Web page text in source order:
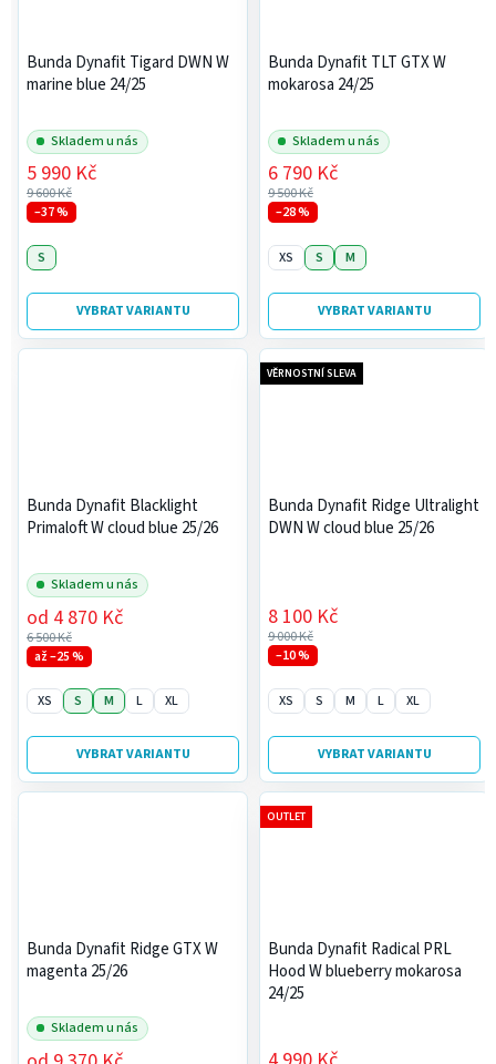
Bunda Dynafit Tigard DWN W
marine blue 24/25
Skladem u nás
9 600 Kč
5 990 Kč
–37 %
VYBRAT VARIANTU
S
Bunda Dynafit TLT GTX W
mokarosa 24/25
Skladem u nás
9 500 Kč
6 790 Kč
–28 %
VYBRAT VARIANTU
XS S M
Bunda Dynafit Blacklight
Primaloft W cloud blue 25/26
Skladem u nás
6 500 Kč
od 4 870 Kč
až –25 %
VYBRAT VARIANTU
XS S M L XL
Bunda Dynafit Ridge Ultralight
DWN W cloud blue 25/26
9 000 Kč
8 100 Kč
–10 %
VYBRAT VARIANTU
VĚRNOSTNÍ SLEVA
XS S M L XL
Bunda Dynafit Ridge GTX W
magenta 25/26
Skladem u nás
Bunda Dynafit Radical PRL
Hood W blueberry mokarosa
24/25
OUTLET